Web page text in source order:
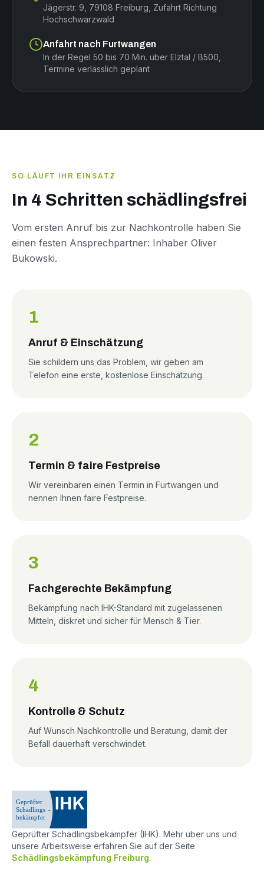
Jägerstr. 9, 79108 Freiburg, Zufahrt Richtung
Hochschwarzwald
Anfahrt nach Furtwangen
In der Regel 50 bis 70 Min. über Elztal / B500,
Termine verlässlich geplant
SO LÄUFT IHR EINSATZ
In 4 Schritten schädlingsfrei
Vom ersten Anruf bis zur Nachkontrolle haben Sie
einen festen Ansprechpartner: Inhaber Oliver
Bukowski.
1
Anruf & Einschätzung
Sie schildern uns das Problem, wir geben am
Telefon eine erste, kostenlose Einschätzung.
2
Termin & faire Festpreise
Wir vereinbaren einen Termin in Furtwangen und
nennen Ihnen faire Festpreise.
3
Fachgerechte Bekämpfung
Bekämpfung nach IHK-Standard mit zugelassenen
Mitteln, diskret und sicher für Mensch & Tier.
4
Kontrolle & Schutz
Auf Wunsch Nachkontrolle und Beratung, damit der
Befall dauerhaft verschwindet.
Geprüfter Schädlingsbekämpfer (IHK). Mehr über uns und
unsere Arbeitsweise erfahren Sie auf der Seite
Schädlingsbekämpfung Freiburg.